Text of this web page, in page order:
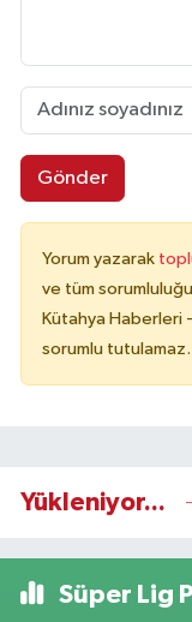
Gönder
Yorum yazarak
ve tüm
Kütahya Haberleri
sorumlu tutulamaz.
Yükleniyor...
Süper Lig